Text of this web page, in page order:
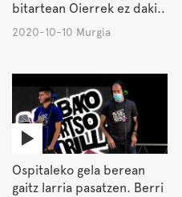
bitartean Oierrek ez daki..
2020-10-10 Murgia
Ospitaleko gela berean
gaitz larria pasatzen. Berri